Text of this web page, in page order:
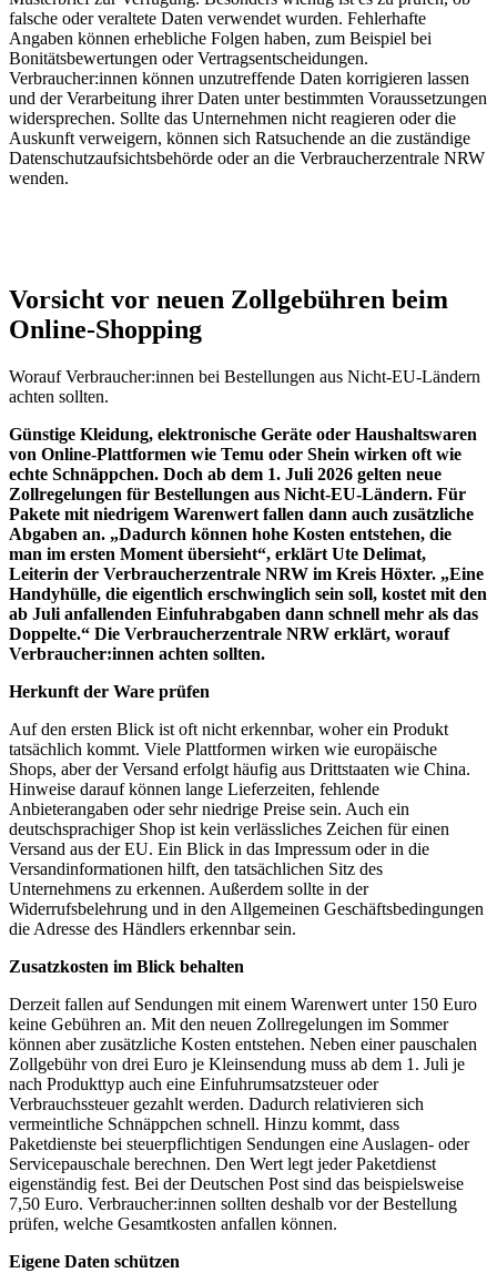
falsche oder veraltete Daten verwendet wurden. Fehlerhafte
Angaben können erhebliche Folgen haben, zum Beispiel bei
Bonitätsbewertungen oder Vertragsentscheidungen.
Verbraucher:innen können unzutreffende Daten korrigieren lassen
und der Verarbeitung ihrer Daten unter bestimmten Voraussetzungen
widersprechen. Sollte das Unternehmen nicht reagieren oder die
Auskunft verweigern, können sich Ratsuchende an die zuständige
Datenschutzaufsichtsbehörde oder an die Verbraucherzentrale NRW
wenden.
Vorsicht vor neuen Zollgebühren beim
Online-Shopping
Worauf Verbraucher:innen bei Bestellungen aus Nicht-EU-Ländern
achten sollten.
Günstige Kleidung, elektronische Geräte oder Haushaltswaren
von Online-Plattformen wie Temu oder Shein wirken oft wie
echte Schnäppchen. Doch ab dem 1. Juli 2026 gelten neue
Zollregelungen für Bestellungen aus Nicht-EU-Ländern. Für
Pakete mit niedrigem Warenwert fallen dann auch zusätzliche
Abgaben an. „Dadurch können hohe Kosten entstehen, die
man im ersten Moment übersieht“, erklärt Ute Delimat,
Leiterin der Verbraucherzentrale NRW im Kreis Höxter. „Eine
Handyhülle, die eigentlich erschwinglich sein soll, kostet mit den
ab Juli anfallenden Einfuhrabgaben dann schnell mehr als das
Doppelte.“ Die Verbraucherzentrale NRW erklärt, worauf
Verbraucher:innen achten sollten.
Herkunft der Ware prüfen
Auf den ersten Blick ist oft nicht erkennbar, woher ein Produkt
tatsächlich kommt. Viele Plattformen wirken wie europäische
Shops, aber der Versand erfolgt häufig aus Drittstaaten wie China.
Hinweise darauf können lange Lieferzeiten, fehlende
Anbieterangaben oder sehr niedrige Preise sein. Auch ein
deutschsprachiger Shop ist kein verlässliches Zeichen für einen
Versand aus der EU. Ein Blick in das Impressum oder in die
Versandinformationen hilft, den tatsächlichen Sitz des
Unternehmens zu erkennen. Außerdem sollte in der
Widerrufsbelehrung und in den Allgemeinen Geschäftsbedingungen
die Adresse des Händlers erkennbar sein.
Zusatzkosten im Blick behalten
Derzeit fallen auf Sendungen mit einem Warenwert unter 150 Euro
keine Gebühren an. Mit den neuen Zollregelungen im Sommer
können aber zusätzliche Kosten entstehen. Neben einer pauschalen
Zollgebühr von drei Euro je Kleinsendung muss ab dem 1. Juli je
nach Produkttyp auch eine Einfuhrumsatzsteuer oder
Verbrauchssteuer gezahlt werden. Dadurch relativieren sich
vermeintliche Schnäppchen schnell. Hinzu kommt, dass
Paketdienste bei steuerpflichtigen Sendungen eine Auslagen- oder
Servicepauschale berechnen. Den Wert legt jeder Paketdienst
eigenständig fest. Bei der Deutschen Post sind das beispielsweise
7,50 Euro. Verbraucher:innen sollten deshalb vor der Bestellung
prüfen, welche Gesamtkosten anfallen können.
Eigene Daten schützen